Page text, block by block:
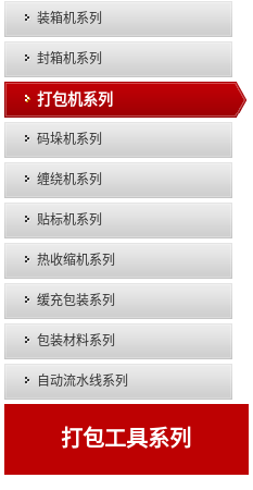
装箱机系列
封箱机系列
打包机系列
码垛机系列
缠绕机系列
贴标机系列
热收缩机系列
缓充包装系列
包装材料系列
自动流水线系列
打包工具系列